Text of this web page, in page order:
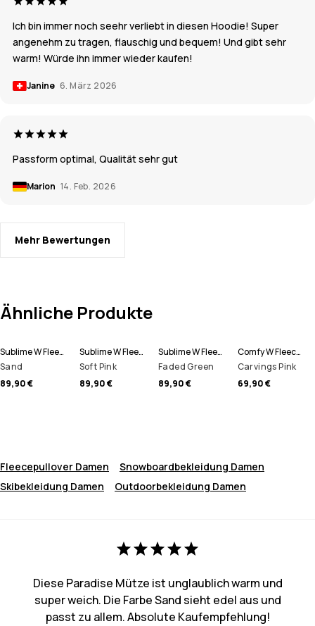
Ich bin immer noch seehr verliebt in diesen Hoodie! Super
angenehm zu tragen, flauschig und bequem! Und gibt sehr
warm! Würde ihn immer wieder kaufen!
Janine 6. März 2026
Passform optimal, Qualität sehr gut
Marion 14. Feb. 2026
Mehr Bewertungen
Ähnliche Produkte
Sublime W Fleece Hoodie Damen
Sand
89,90 €
Sublime W Fleece Hoodie Damen
Soft Pink
89,90 €
Sublime W Fleece Hoodie Damen
Faded Green
89,90 €
Comfy W Fleecepullover Damen
Carvings Pink
69,90 €
Fleecepullover Damen
Snowboardbekleidung Damen
Skibekleidung Damen
Outdoorbekleidung Damen
Diese Paradise Mütze ist unglaublich warm und
super weich. Die Farbe Sand sieht edel aus und
passt zu allem. Absolute Kaufempfehlung!